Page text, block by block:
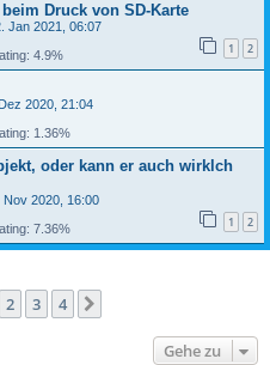
Druck von SD-Karte
Jan 2021, 06:07
1 2
4.9%
2020, 21:04
1.36%
oder kann er auch wirklch
Nov 2020, 16:00
1 2
7.36%
2 3 4
Gehe zu